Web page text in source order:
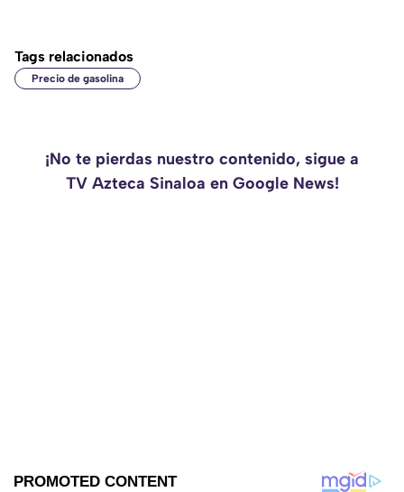
Tags relacionados
Precio de gasolina
¡No te pierdas nuestro contenido, sigue a
TV Azteca Sinaloa en Google News!